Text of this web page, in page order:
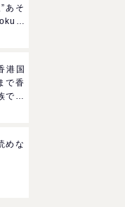
あそ
ひ
港国
で香
で楽
めな